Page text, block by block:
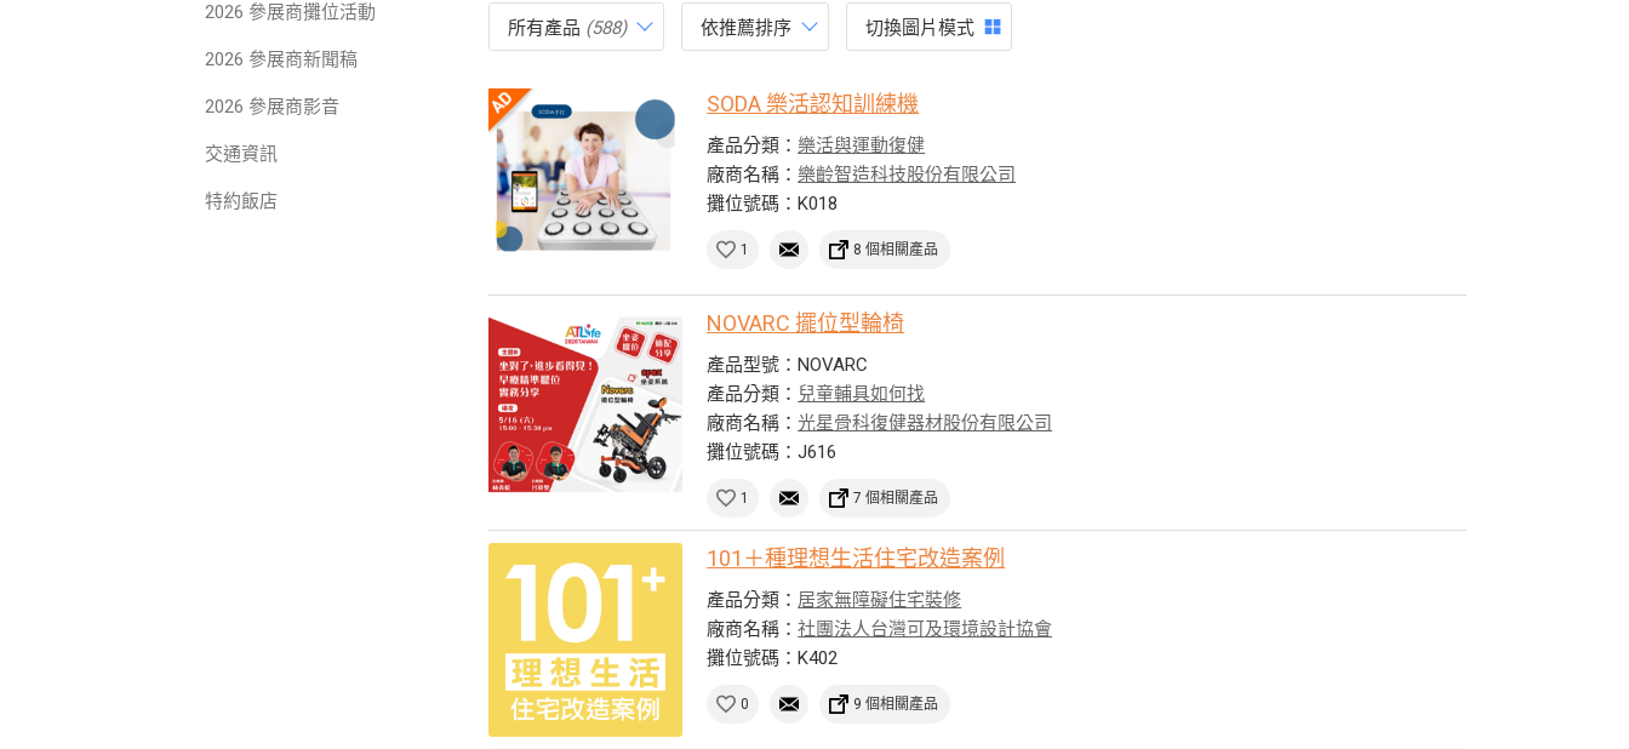
2026 參展商攤位活動
2026 參展商新聞稿
2026 參展商影音
交通資訊
特約飯店
所有產品 (588) 依推薦排序 切換圖片模式
SODA 樂活認知訓練機
產品分類：樂活與運動復健
廠商名稱：樂齡智造科技股份有限公司
攤位號碼：K018
1 8 個相關產品
NOVARC 擺位型輪椅
產品型號：NOVARC
產品分類： 兒童輔具如何找
廠商名稱：光星骨科復健器材股份有限公司
攤位號碼：J616
1 7 個相關產品
101＋種理想生活住宅改造案例
產品分類： 居家無障礙住宅裝修
廠商名稱：社團法人台灣可及環境設計協會
攤位號碼：K402
0 9 個相關產品